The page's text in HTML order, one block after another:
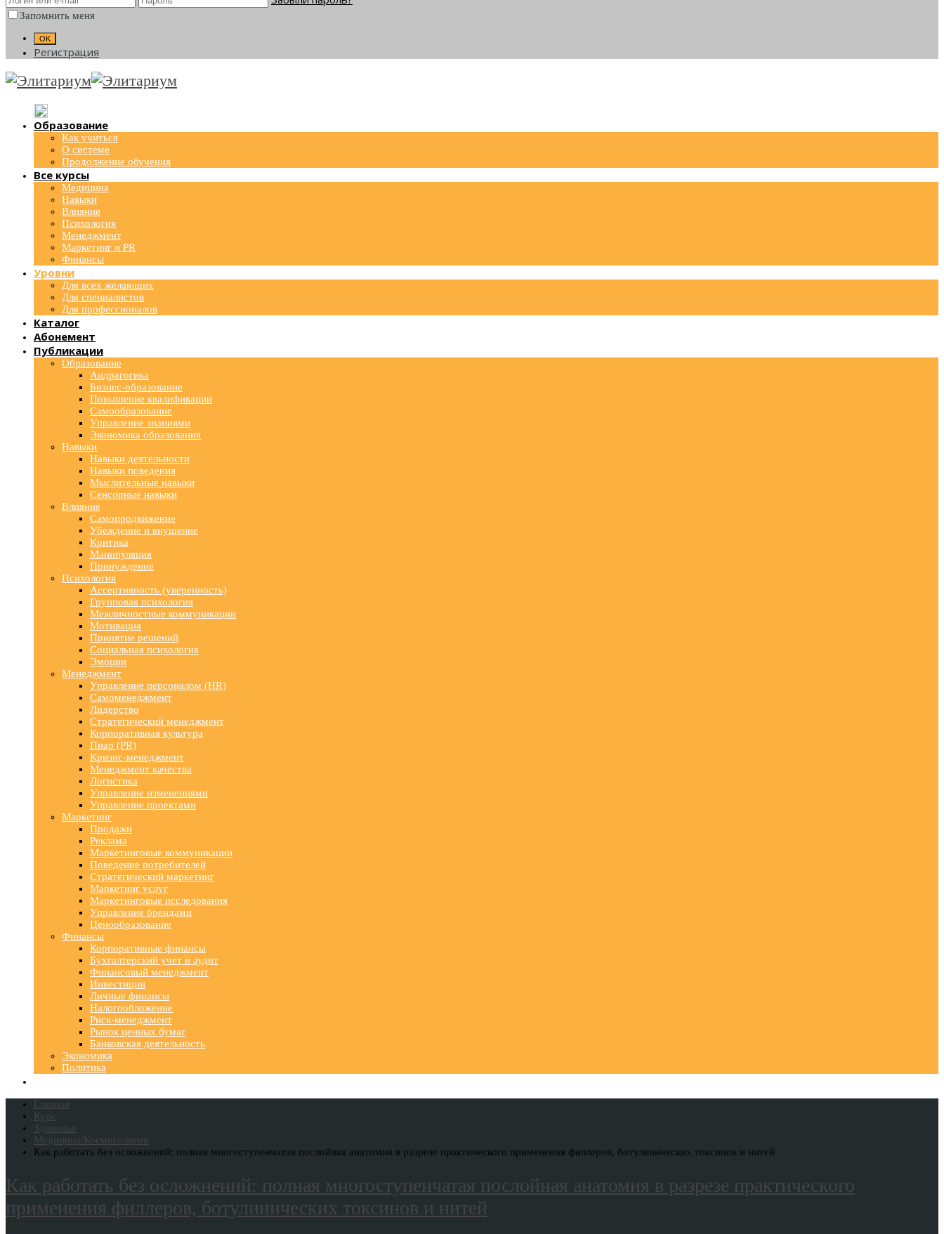
Запомнить меня
Регистрация
Образование
Как учиться
О системе
Продолжение обучения
Все курсы
Медицина
Навыки
Влияние
Психология
Менеджмент
Маркетинг и PR
Финансы
Уровни
Для всех желающих
Для специалистов
Для профессионалов
Каталог
Абонемент
Публикации
Образование
Андрагогика
Бизнес-образование
Повышение квалификации
Самообразование
Управление знаниями
Экономика образования
Навыки
Навыки деятельности
Навыки поведения
Мыслительные навыки
Сенсорные навыки
Влияние
Самопродвижение
Убеждение и внушение
Критика
Манипуляция
Принуждение
Психология
Ассертивность (уверенность)
Групповая психология
Межличностные коммуникации
Мотивация
Принятие решений
Социальная психология
Эмоции
Менеджмент
Управление персоналом (HR)
Самоменеджмент
Лидерство
Стратегический менеджмент
Корпоративная культура
Пиар (PR)
Кризис-менеджмент
Менеджмент качества
Логистика
Управление изменениями
Управление проектами
Маркетинг
Продажи
Реклама
Маркетинговые коммуникации
Поведение потребителей
Стратегический маркетинг
Маркетинг услуг
Маркетинговые исследования
Управление брендами
Ценообразование
Финансы
Корпоративные финансы
Бухгалтерский учет и аудит
Финансовый менеджмент
Инвестиции
Личные финансы
Налогообложение
Риск-менеджмент
Рынок ценных бумаг
Банковская деятельность
Экономика
Политика
Главная
Курс
Здоровье
Медицина/Косметология
Как работать без осложнений: полная многоступенчатая послойная анатомия в разрезе практического применения филлеров, ботулинических токсинов и нитей
Как работать без осложнений: полная многоступенчатая послойная анатомия в разрезе практического
применения филлеров, ботулинических токсинов и нитей